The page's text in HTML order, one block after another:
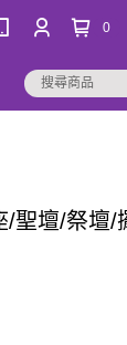
0
/聖壇/祭壇/